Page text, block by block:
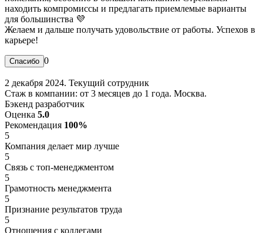
находить компромиссы и предлагать приемлемые варианты
для большинства 💜
Желаем и дальше получать удовольствие от работы. Успехов в
карьере!
0
2 декабря 2024. Текущий сотрудник
Стаж в компании: от 3 месяцев до 1 года. Москва.
Бэкенд разработчик
Оценка 5.0
Рекомендация 100%
5
Компания делает мир лучше
5
Связь с топ-менеджментом
5
Грамотность менеджмента
5
Признание результатов труда
5
Отношения с коллегами